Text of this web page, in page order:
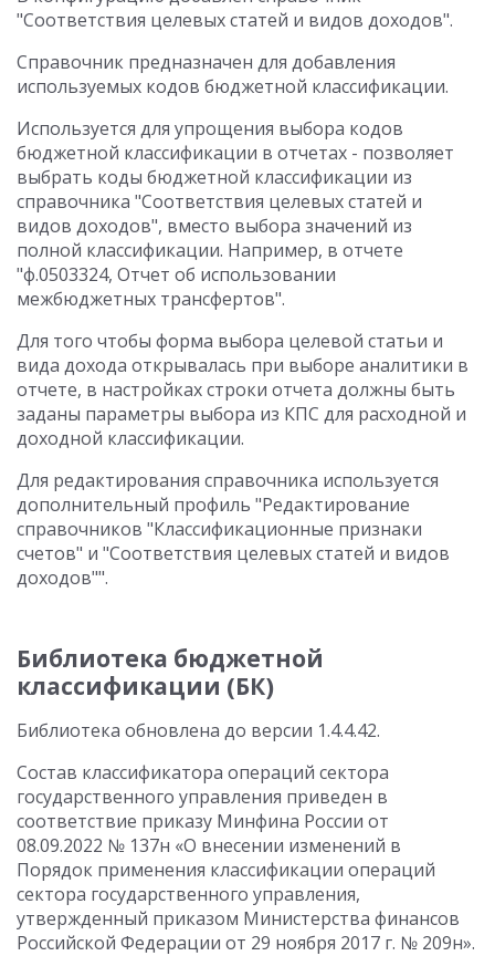
"Соответствия целевых статей и видов доходов".
Справочник предназначен для добавления
используемых кодов бюджетной классификации.
Используется для упрощения выбора кодов
бюджетной классификации в отчетах - позволяет
выбрать коды бюджетной классификации из
справочника "Соответствия целевых статей и
видов доходов", вместо выбора значений из
полной классификации. Например, в отчете
"ф.0503324, Отчет об использовании
межбюджетных трансфертов".
Для того чтобы форма выбора целевой статьи и
вида дохода открывалась при выборе аналитики в
отчете, в настройках строки отчета должны быть
заданы параметры выбора из КПС для расходной и
доходной классификации.
Для редактирования справочника используется
дополнительный профиль "Редактирование
справочников "Классификационные признаки
счетов" и "Соответствия целевых статей и видов
доходов"".
Библиотека бюджетной
классификации (БК)
Библиотека обновлена до версии 1.4.4.42.
Состав классификатора операций сектора
государственного управления приведен в
соответствие приказу Минфина России от
08.09.2022 № 137н «О внесении изменений в
Порядок применения классификации операций
сектора государственного управления,
утвержденный приказом Министерства финансов
Российской Федерации от 29 ноября 2017 г. № 209н».